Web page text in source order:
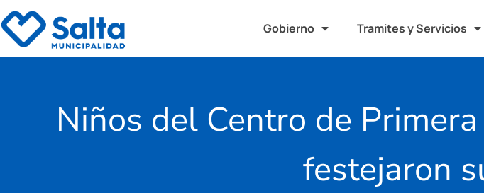
Gobierno Tramites y Servicios
Niños del Centro de
festejaron